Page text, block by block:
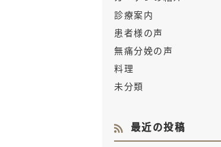
診療案内
患者様の声
無痛分娩の声
料理
未分類
最近の投稿